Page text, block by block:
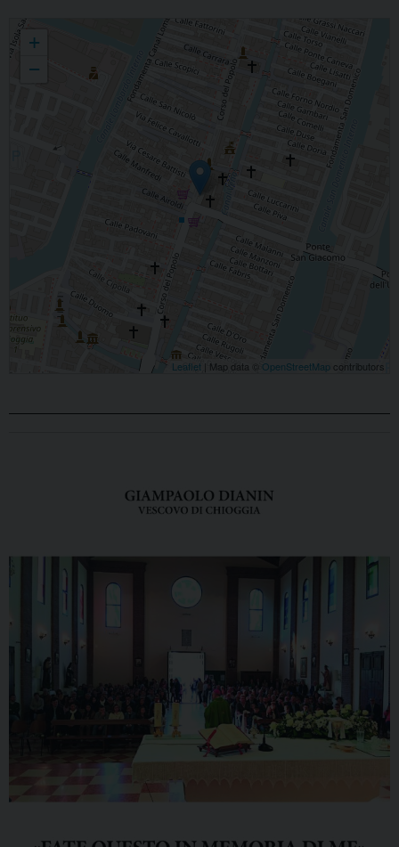
Parrocchia S.Giacomo Apostolo
+
−
Leaflet | Map data © OpenStreetMap contributors